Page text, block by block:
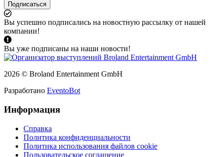
Подписаться
Вы успешно подписались на новостную рассылку от нашей
компании!
Вы уже подписаны на наши новости!
2026 © Broland Entertainment GmbH
Разработано EventoBot
Информация
Справка
Политика конфиденциальности
Политика использования файлов cookie
Пользовательское соглашение